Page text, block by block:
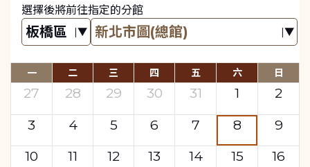
選擇後將前往指定的分館
一 二 三 四 五 六 日
27 28 29 30 31 1
2
3
4 5 6 7 8
9
10
11 12 13 14 15 16